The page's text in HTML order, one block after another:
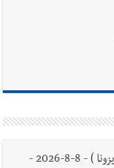
وفاة دايفيد علي غازي غريري في أميركا (أريزونا ) - 8-8-2026 -